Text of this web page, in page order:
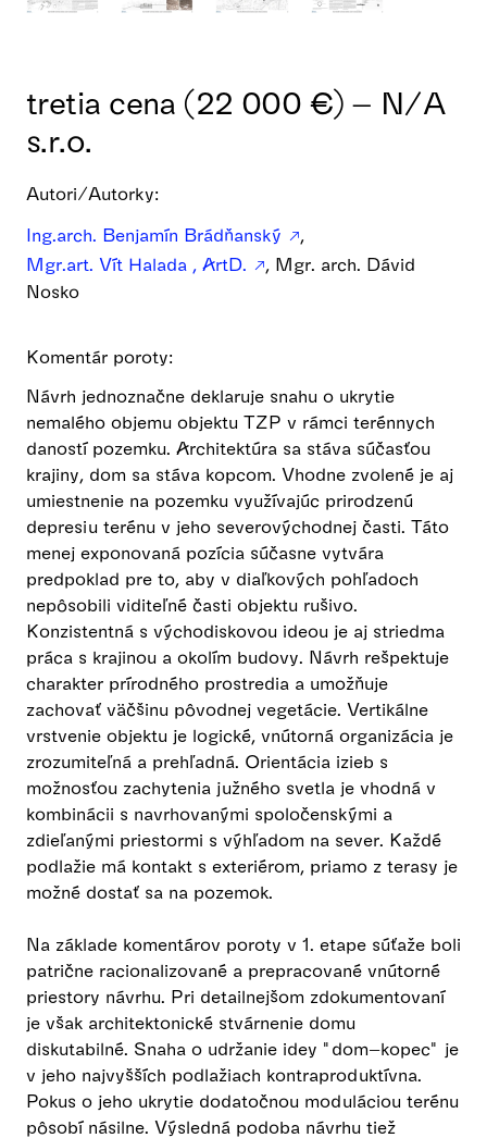
tretia cena (22 000 €) – N/A
s.r.o.
Autori/Autorky:
Ing.arch. Benjamín Brádňanský
Mgr.art. Vít Halada , ArtD.
, Mgr. arch. Dávid
Nosko
Komentár poroty:
Návrh jednoznačne deklaruje snahu o ukrytie
nemalého objemu objektu TZP v rámci terénnych
daností pozemku. Architektúra sa stáva súčasťou
krajiny, dom sa stáva kopcom. Vhodne zvolené je aj
umiestnenie na pozemku využívajúc prirodzenú
depresiu terénu v jeho severovýchodnej časti. Táto
menej exponovaná pozícia súčasne vytvára
predpoklad pre to, aby v diaľkových pohľadoch
nepôsobili viditeľné časti objektu rušivo.
Konzistentná s východiskovou ideou je aj striedma
práca s krajinou a okolím budovy. Návrh rešpektuje
charakter prírodného prostredia a umožňuje
zachovať väčšinu pôvodnej vegetácie. Vertikálne
vrstvenie objektu je logické, vnútorná organizácia je
zrozumiteľná a prehľadná. Orientácia izieb s
možnosťou zachytenia južného svetla je vhodná v
kombinácii s navrhovanými spoločenskými a
zdieľanými priestormi s výhľadom na sever. Každé
podlažie má kontakt s exteriérom, priamo z terasy je
možné dostať sa na pozemok.
Na základe komentárov poroty v 1. etape súťaže boli
patrične racionalizované a prepracované vnútorné
priestory návrhu. Pri detailnejšom zdokumentovaní
je však architektonické stvárnenie domu
diskutabilné. Snaha o udržanie idey "dom–kopec" je
v jeho najvyšších podlažiach kontraproduktívna.
Pokus o jeho ukrytie dodatočnou moduláciou terénu
pôsobí násilne. Výsledná podoba návrhu tiež